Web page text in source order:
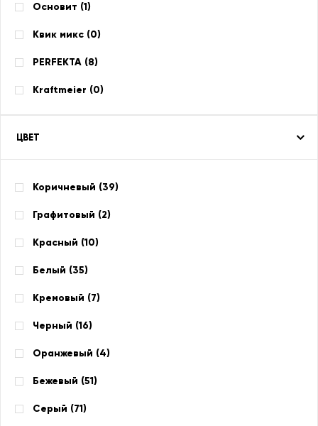
Основит (1)
Квик микс (0)
PERFEKTA (8)
Kraftmeier (0)
ЦВЕТ
Коричневый (39)
Графитовый (2)
Красный (10)
Белый (35)
Кремовый (7)
Черный (16)
Оранжевый (4)
Бежевый (51)
Серый (71)